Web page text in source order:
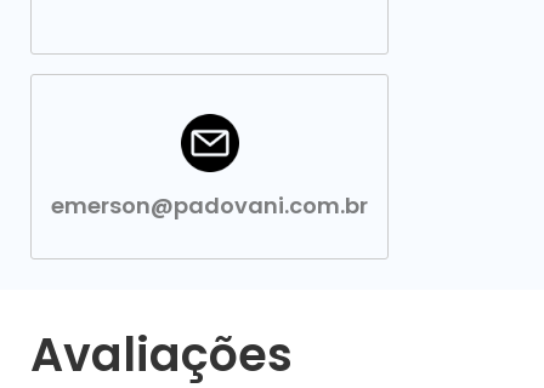
emerson@padovani.com.br
Avaliações